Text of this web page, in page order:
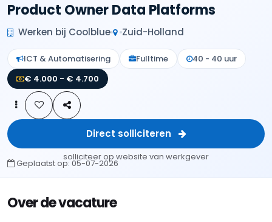
Product Owner Data Platforms
Werken bij Coolblue Zuid-Holland
ICT & Automatisering Fulltime
40 - 40 uur
€ 4.000 - € 4.700
Direct solliciteren
solliciteer op website van werkgever
Geplaatst op:05-07-2026
Over de vacature